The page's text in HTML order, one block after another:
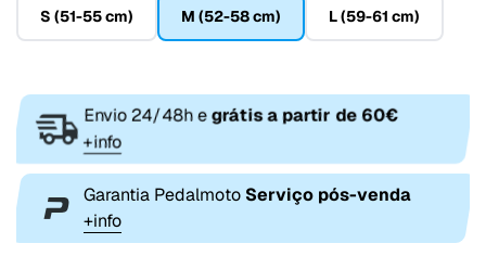
S (51-55 cm) M (52-58 cm) L (59-61 cm)
Envio 24/48h egrátis a partir de 60€
+info
Garantia Pedalmoto Serviço pós-venda
+info